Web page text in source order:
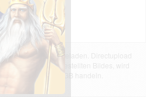
Nutzer hochgeladen. Directupload
Inhalt des dargestellten Bildes, wird
§2(3) unserer AGB handeln.